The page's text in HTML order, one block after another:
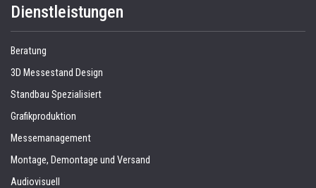
Dienstleistungen
Beratung
3D Messestand Design
Standbau Spezialisiert
Grafikproduktion
Messemanagement
Montage, Demontage und Versand
Audiovisuell